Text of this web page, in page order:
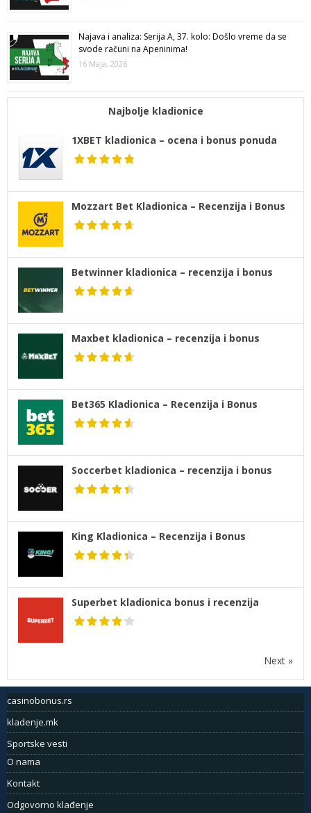
Najava i analiza: Serija A, 37. kolo: Došlo vreme da se
svode računi na Apeninima!
16 Maja, 2026
Najbolje kladionice
1XBET kladionica – ocena i bonus ponuda
Mozzart Bet Kladionica – Recenzija i Bonus
Betwinner kladionica – recenzija i bonus
Maxbet kladionica – recenzija i bonus
Bet365 Kladionica – Recenzija i Bonus
Soccerbet kladionica – recenzija i bonus
King Kladionica – Recenzija i Bonus
Superbet kladionica bonus i recenzija
Next »
casinobonus.rs
kladenje.mk
Sportske vesti
O nama
Kontakt
Odgovorno klađenje